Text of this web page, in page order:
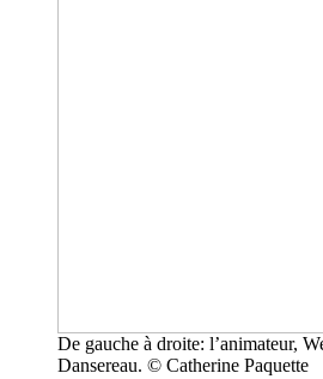
De gauche à droite: l’animateur,
Dansereau. © Catherine Paquette